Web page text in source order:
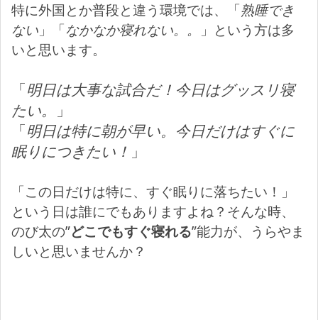
特に外国とか普段と違う環境では、「熟睡でき
ない 」「なかなか寝れない。。
」という方は多
いと思います。
「明日は大事な試合だ！今日はグッスリ寝
たい。
」
「明日は特に朝が早い。今日だけはすぐに
眠りにつきたい！ 」
「この日だけは特に、すぐ眠りに落ちたい！」
という日は誰にでもありますよね？そんな時、
のび太の”どこでもすぐ寝れる”能力が、うらやま
しいと思いませんか？